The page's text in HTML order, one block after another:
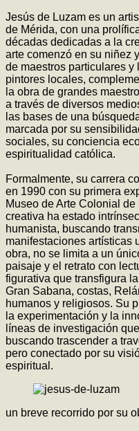
Jesús de Luzam es un
de Mérida, con una
décadas dedicadas a la
arte comenzó en su niñez
de maestros particulares
pintores locales,
la obra de grandes
a través de diversos
las bases de una
marcada por su
sociales, su conciencia
espiritualidad católica.
Formalmente, su carrera
en 1990 con su primera
Museo de Arte Colonial
creativa ha estado
humanista, buscando
manifestaciones artísticas
obra, no se limita a un
paisaje y el retrato con
figurativa que transfigura
Gran Sabana, costas,
humanos y religiosos. Su
la experimentación y la
líneas de investigación
buscando trascender a
pero conectado por su
espiritual.
un breve recorrido por su